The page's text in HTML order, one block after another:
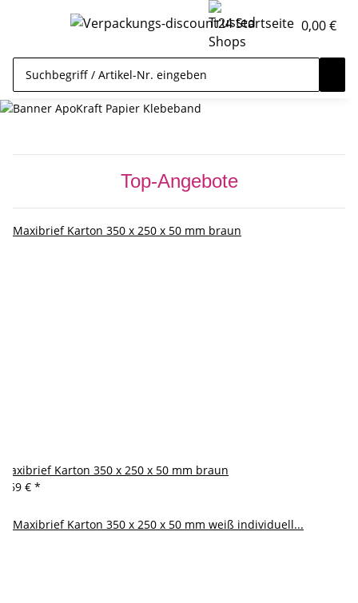
0,00 €
Top-Angebote
Maxibrief Karton 350 x 250 x 50 mm braun
0,69 € *